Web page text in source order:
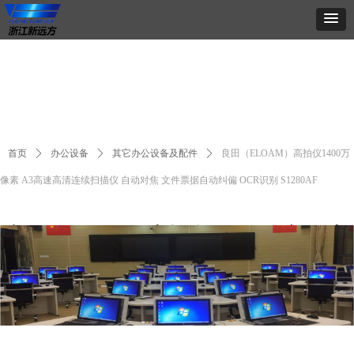
首页 ꄲ 办公设备 ꄲ 其它办公设备及配件 ꄲ 良田（ELOAM）高拍仪1400万
像素 A3高速高清连续扫描仪 自动对焦 文件票据自动纠偏 OCR识别 S1280AF
良田（ELOAM）高拍仪1400万像素 A3高
速高清连续扫描仪 自动对焦 文件票据自动
纠偏 OCR识别 S1280AF